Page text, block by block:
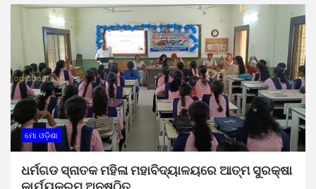
ମୋ ଓଡ଼ିଶା
ଧର୍ମଗଡ ସ୍ନାତକ ମହିଳା ମହାବିଦ୍ୟାଳୟରେ ଆତ୍ମ ସୁରକ୍ଷା